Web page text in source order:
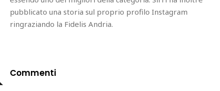
pubblicato una storia sul proprio profilo Instagram
ringraziando la Fidelis Andria.
Commenti